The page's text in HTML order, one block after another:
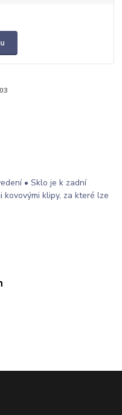
• Sklo je k zadní
klipy, za které lze